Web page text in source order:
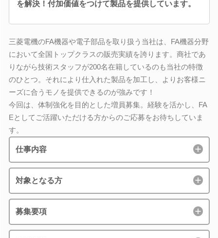
を解決！付加価値をつけて製品を提供しています。
三菱電機のFA機器や電子部品を取り扱う当社は、FA機器分野
において全国トップクラスの販売実績を誇ります。商社であ
りながら技術スタッフが200名在籍しているのも当社の特徴
のひとつ。それにより仕入れた製品を加工し、よりお客様ニ
ーズに合うモノを提供できるのが強みです！
今回は、体制強化を目的とした増員募集。経験を活かし、FA
Eとしてご活躍いただける方からのご応募をお待ちしていま
す。
仕事内容
対象となる方
募集要項